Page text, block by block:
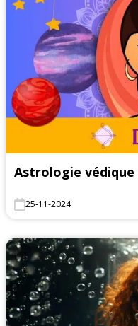
Astrologie
25-11-2024